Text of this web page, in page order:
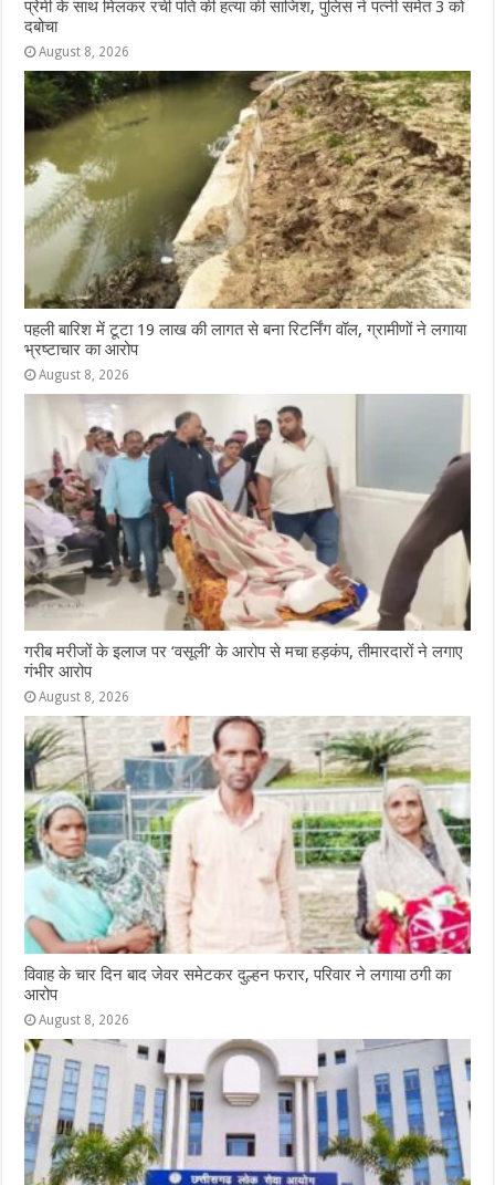
प्रेमी के साथ मिलकर रची पति की हत्या की साजिश, पुलिस ने पत्नी समेत 3 को
दबोचा
August 8, 2026
पहली बारिश में टूटा 19 लाख की लागत से बना रिटर्निंग वॉल, ग्रामीणों ने लगाया
भ्रष्टाचार का आरोप
August 8, 2026
गरीब मरीजों के इलाज पर ‘वसूली’ के आरोप से मचा हड़कंप, तीमारदारों ने लगाए
गंभीर आरोप
August 8, 2026
विवाह के चार दिन बाद जेवर समेटकर दुल्हन फरार, परिवार ने लगाया ठगी का
आरोप
August 8, 2026